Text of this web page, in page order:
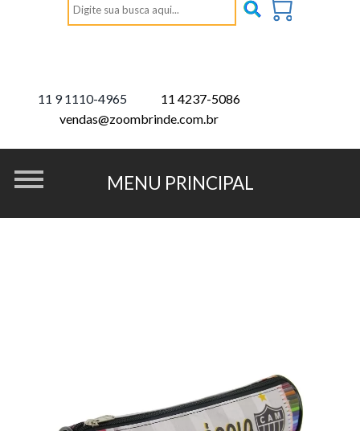
11 9 1110-4965
11 4237-5086
vendas@zoombrinde.com.br